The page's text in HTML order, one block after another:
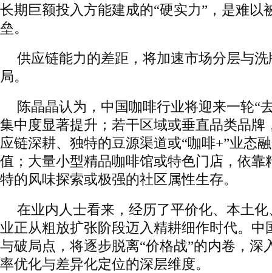
长期巨额投入方能建成的“硬实力”，是难以
垒。
供应链能力的差距，将加速市场分层与
局。
陈晶晶认为，中国咖啡行业将迎来一轮“
集中度显著提升；若干区域或垂直品类品牌
应链深耕、独特的豆源渠道或“咖啡+”业态
值；大量小型精品咖啡馆或特色门店，依靠
特的风味探索或极强的社区属性生存。
在业内人士看来，经历了平价化、本土
业正从粗放扩张阶段迈入精耕细作时代。中
与破局点，将逐步脱离“价格战”的内卷，深
率优化与差异化定位的深层维度。